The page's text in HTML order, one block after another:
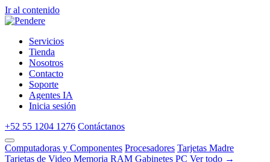
Ir al contenido
Servicios
Tienda
Nosotros
Contacto
Soporte
Agentes IA
Inicia sesión
+52 55 1204 1276 Contáctanos
Computadoras y Componentes Procesadores Tarjetas Madre
Tarjetas de Video Memoria RAM Gabinetes PC Ver todo →